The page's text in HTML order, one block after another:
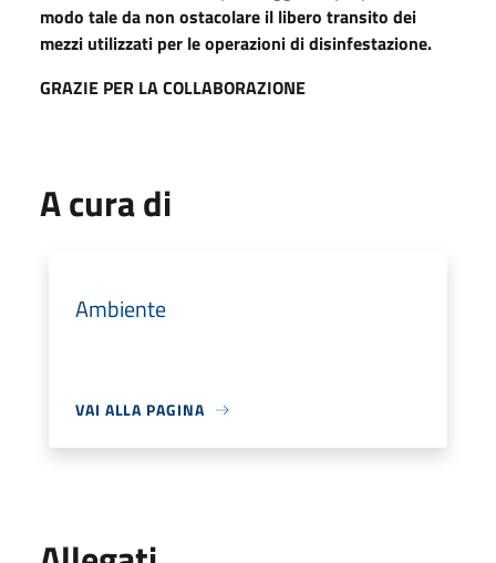
modo tale da non ostacolare il libero transito dei
mezzi utilizzati per le operazioni di disinfestazione.
GRAZIE PER LA COLLABORAZIONE
A cura di
Ambiente
VAI ALLA PAGINA